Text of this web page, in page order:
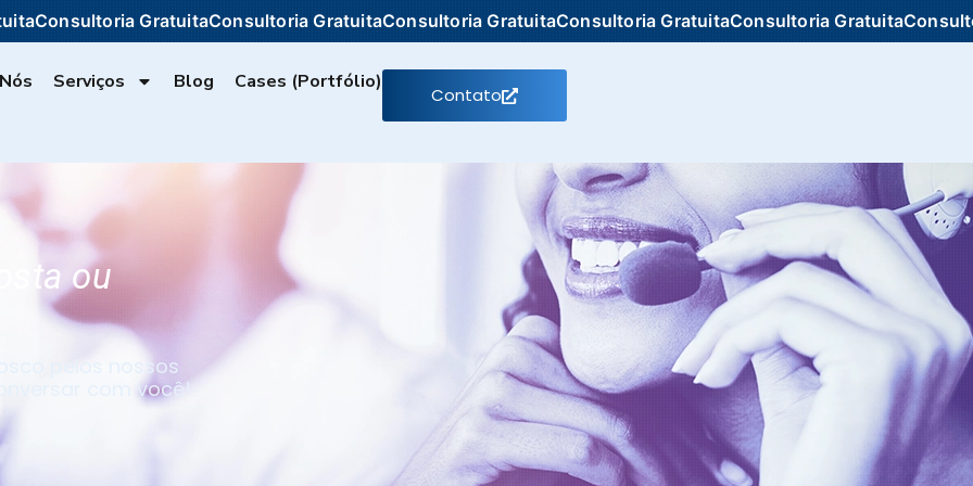
GratuitaConsultoria GratuitaConsultoria GratuitaConsultoria GratuitaConsultoria GratuitaConsultoria Gratuita
Serviços Blog Cases (portfólio)
Contato
ou
pelos nossos
com você!